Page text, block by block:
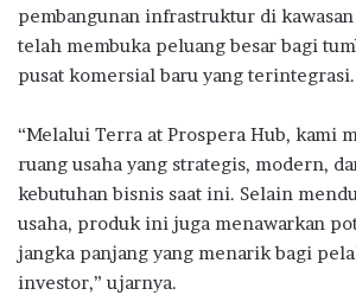
pembangunan infrastruktur di
telah membuka peluang besar bagi
pusat komersial baru yang terintegrasi.
“Melalui Terra at Prospera Hub, kami
ruang usaha yang strategis, modern,
kebutuhan bisnis saat ini. Selain
usaha, produk ini juga menawarkan
jangka panjang yang menarik bagi
investor,” ujarnya.